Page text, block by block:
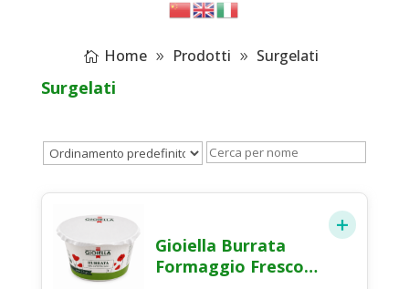
Home Prodotti Surgelati
Surgelati
Gioiella Burrata
Formaggio Fresco